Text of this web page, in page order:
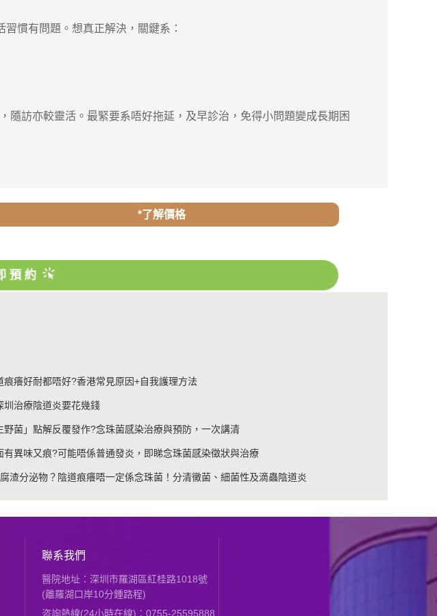
慣有問題。想真正解決，關鍵系：
訪亦較靈活。最緊要系唔好拖延，及早診治，免得小問題變成長期困
*了解價格
預約
痕癢好耐都唔好?香港常見原因+自我護理方法
圳治療陰道炎要花幾錢
野菌」點解反覆發作?念珠菌感染治療與預防，一次講清
有異味又痕?可能唔係普通發炎，即睇念珠菌感染徵狀與治療
渣分泌物？陰道痕癢唔一定係念珠菌！分清黴菌、細菌性及滴蟲陰道炎
聯系我們
醫院地址：深圳市羅湖區紅桂路1018號
(離羅湖口岸10分鍾路程)
咨詢熱線(24小時在線)：0755-25595888